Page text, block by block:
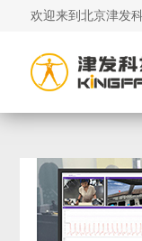
欢迎来到北京津发